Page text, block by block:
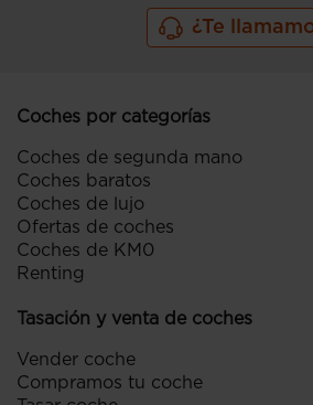
¿Te
Coches por categorías
Coches de segunda mano
Coches baratos
Coches de lujo
Ofertas de coches
Coches de KM0
Renting
Tasación y venta de coches
Vender coche
Compramos tu coche